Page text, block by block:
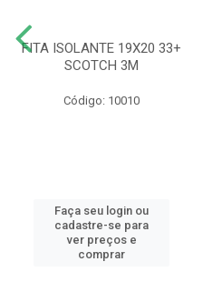
FITA ISOLANTE 19X20 33+
SCOTCH 3M
Código: 10010
Faça seu login ou
cadastre-se para
ver preços e
comprar